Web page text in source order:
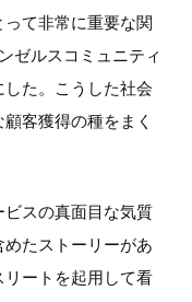
て非常に重要な関
ゼルスコミュニティ
た。こうした社会
客獲得の種をまく
スの真面目な気質
たストーリーがあ
リートを起用して看